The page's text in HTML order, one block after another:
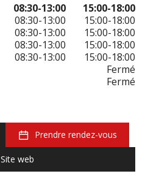
08:30-13:00
15:00-18:00
08:30-13:00
15:00-18:00
08:30-13:00
15:00-18:00
08:30-13:00
15:00-18:00
08:30-13:00
15:00-18:00
Fermé
Fermé
Prendre rendez-vous
Site web